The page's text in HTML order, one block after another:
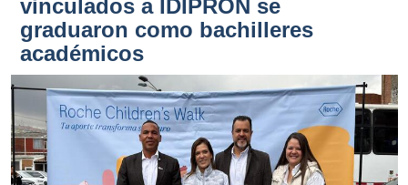
vinculados a IDIPRON se
graduaron como bachilleres
académicos